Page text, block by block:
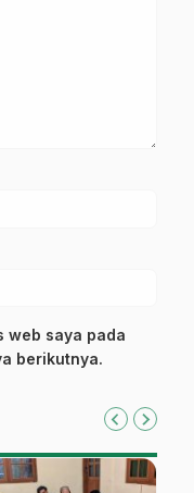
web saya pada
berikutnya.